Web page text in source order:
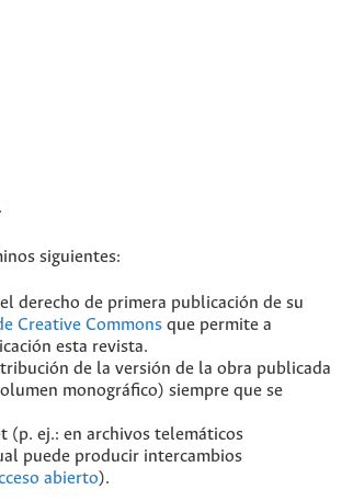
.
siguientes:
derecho de primera publicación de su
Creative Commons que permite a
esta revista.
de la versión de la obra publicada
monográfico) siempre que se
(p. ej.: en archivos telemáticos
puede producir intercambios
abierto).